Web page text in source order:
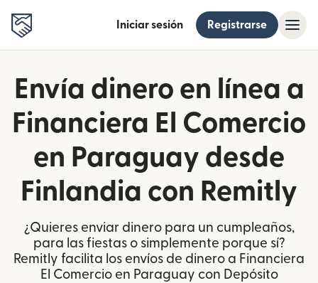
Iniciar sesión Registrarse
Envía dinero en línea a
Financiera El Comercio
en Paraguay desde
Finlandia con Remitly
¿Quieres enviar dinero para un cumpleaños,
para las fiestas o simplemente porque sí?
Remitly facilita los envíos de dinero a Financiera
El Comercio en Paraguay con Depósito